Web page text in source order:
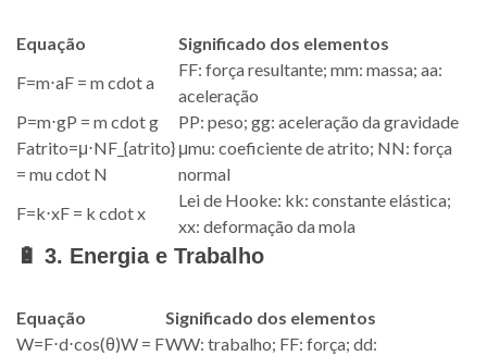
Equação
Significado dos elementos
F=m⋅aF = m cdot a
FF: força resultante; mm: massa; aa:
aceleração
P=m⋅gP = m cdot g PP: peso; gg: aceleração da gravidade
Fatrito=μ⋅NF_{atrito}
= mu cdot N
μmu: coeficiente de atrito; NN: força
normal
F=k⋅xF = k cdot x
Lei de Hooke: kk: constante elástica;
xx: deformação da mola
🔋 3. Energia e Trabalho
Equação
Significado dos elementos
W=F⋅d⋅cos(θ)W = FWW: trabalho; FF: força; dd: